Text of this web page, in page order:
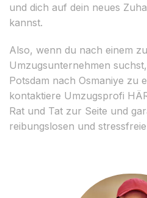
und dich auf dein neues
kannst.
Also, wenn du nach einem
Umzugsunternehmen
Potsdam nach Osmaniye zu
kontaktiere Umzugsprofi
Rat und Tat zur Seite und
reibungslosen und